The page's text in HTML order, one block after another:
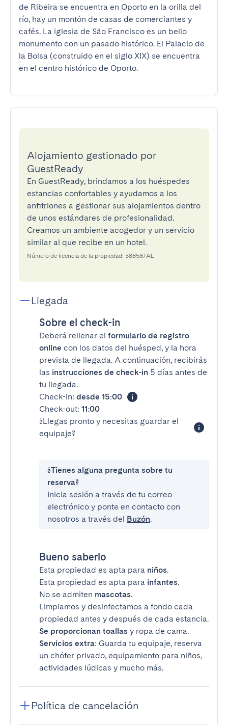
de Ribeira se encuentra en Oporto en la orilla del
río, hay un montón de casas de comerciantes y
cafés. La iglesia de São Francisco es un bello
monumento con un pasado histórico. El Palacio de
la Bolsa (construido en el siglo XIX) se encuentra
en el centro histórico de Oporto.
Alojamiento gestionado por
GuestReady
En GuestReady, brindamos a los huéspedes
estancias confortables y ayudamos a los
anfitriones a gestionar sus alojamientos dentro
de unos estándares de profesionalidad.
Creamos un ambiente acogedor y un servicio
similar al que recibe en un hotel.
Número de licencia de la propiedad: 58858/AL
Llegada
Sobre el check-in
Deberá rellenar el formulario de registro
online con los datos del huésped, y la hora
prevista de llegada. A continuación, recibirás
las instrucciones de check-in 5 días antes de
tu llegada.
Check-in: desde 15:00
Check-out: 11:00
¿Llegas pronto y necesitas guardar el
equipaje?
¿Tienes alguna pregunta sobre tu
reserva?
Inicia sesión a través de tu correo
electrónico y ponte en contacto con
nosotros a través del Buzón.
Bueno saberlo
Esta propiedad es apta para niños.
Esta propiedad es apta para infantes.
No se admiten mascotas.
Limpiamos y desinfectamos a fondo cada
propiedad antes y después de cada estancia.
Se proporcionan toallas y ropa de cama.
Servicios extra: Guarda tu equipaje, reserva
un chófer privado, equipamiento para niños,
actividades lúdicas y mucho más.
Política de cancelación